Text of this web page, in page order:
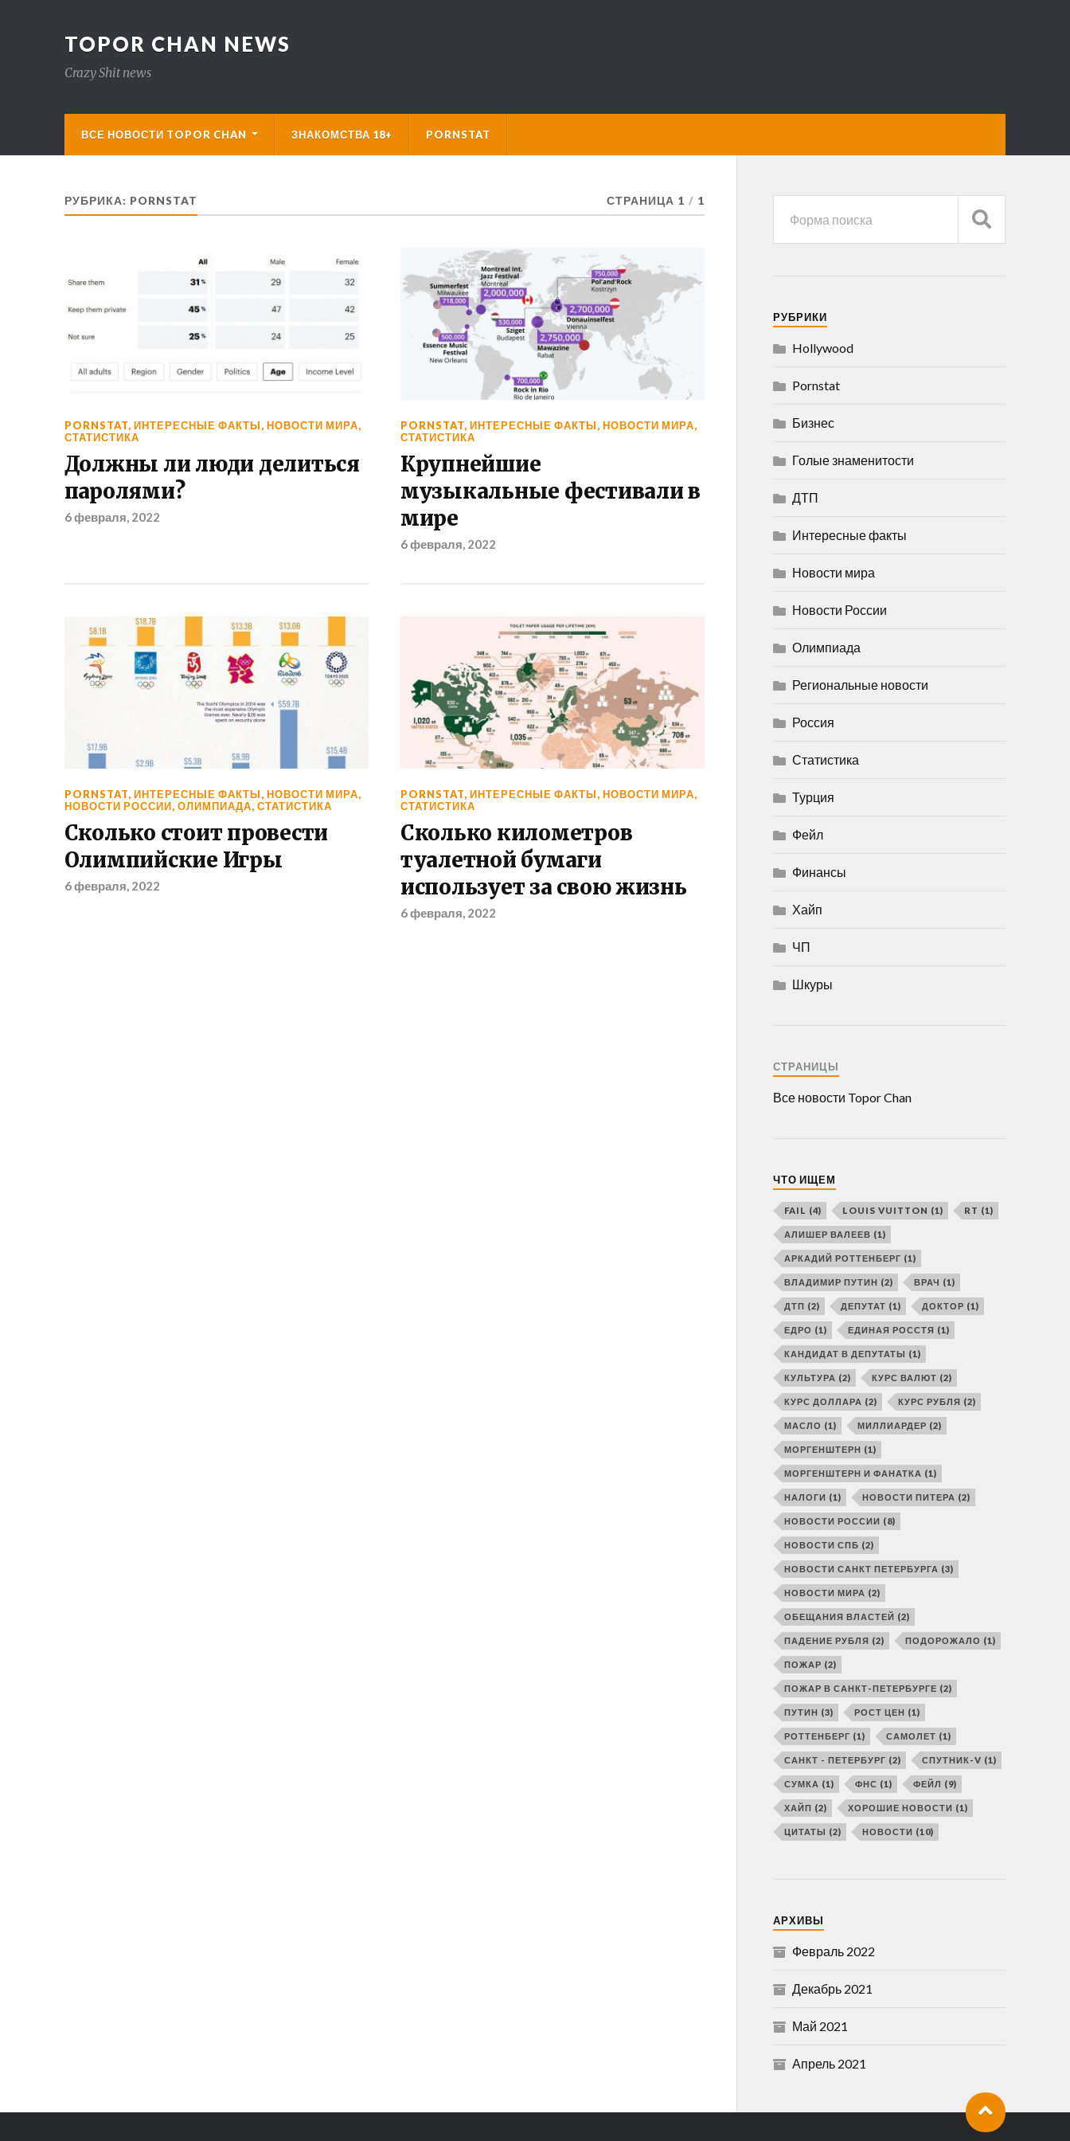
TOPOR CHAN NEWS
Crazy Shit news
ВСЕ НОВОСТИ TOPOR CHAN ЗНАКОМСТВА 18+ PORNSTAT
РУБРИКА: PORNSTAT СТРАНИЦА 1 / 1
PORNSTAT, ИНТЕРЕСНЫЕ ФАКТЫ, НОВОСТИ МИРА,
СТАТИСТИКА
Должны ли люди делиться
паролями?
6 февраля, 2022
PORNSTAT, ИНТЕРЕСНЫЕ ФАКТЫ, НОВОСТИ МИРА,
СТАТИСТИКА
Крупнейшие
музыкальные фестивали в
мире
6 февраля, 2022
PORNSTAT, ИНТЕРЕСНЫЕ ФАКТЫ, НОВОСТИ МИРА,
НОВОСТИ РОССИИ, ОЛИМПИАДА, СТАТИСТИКА
Сколько стоит провести
Олимпийские Игры
6 февраля, 2022
PORNSTAT, ИНТЕРЕСНЫЕ ФАКТЫ, НОВОСТИ МИРА,
СТАТИСТИКА
Сколько километров
туалетной бумаги
использует за свою жизнь
6 февраля, 2022
РУБРИКИ
Hollywood
Pornstat
Бизнес
Голые знаменитости
ДТП
Интересные факты
Новости мира
Новости России
Олимпиада
Региональные новости
Россия
Статистика
Турция
Фейл
Финансы
Хайп
ЧП
Шкуры
СТРАНИЦЫ
Все новости Topor Chan
ЧТО ИЩЕМ
FAIL (4) LOUIS VUITTON (1) RT (1)
АЛИШЕР ВАЛЕЕВ (1)
АРКАДИЙ РОТТЕНБЕРГ (1)
ВЛАДИМИР ПУТИН (2) ВРАЧ (1)
ДТП (2) ДЕПУТАТ (1) ДОКТОР (1)
ЕДРО (1) ЕДИНАЯ РОССТЯ (1)
КАНДИДАТ В ДЕПУТАТЫ (1)
КУЛЬТУРА (2) КУРС ВАЛЮТ (2)
КУРС ДОЛЛАРА (2) КУРС РУБЛЯ (2)
МАСЛО (1) МИЛЛИАРДЕР (2)
МОРГЕНШТЕРН (1)
МОРГЕНШТЕРН И ФАНАТКА (1)
НАЛОГИ (1) НОВОСТИ ПИТЕРА (2)
НОВОСТИ РОССИИ (8)
НОВОСТИ СПБ (2)
НОВОСТИ САНКТ ПЕТЕРБУРГА (3)
НОВОСТИ МИРА (2)
ОБЕЩАНИЯ ВЛАСТЕЙ (2)
ПАДЕНИЕ РУБЛЯ (2) ПОДОРОЖАЛО (1)
ПОЖАР (2)
ПОЖАР В САНКТ-ПЕТЕРБУРГЕ (2)
ПУТИН (3) РОСТ ЦЕН (1)
РОТТЕНБЕРГ (1) САМОЛЕТ (1)
САНКТ - ПЕТЕРБУРГ (2) СПУТНИК-V (1)
СУМКА (1) ФНС (1) ФЕЙЛ (9)
ХАЙП (2) ХОРОШИЕ НОВОСТИ (1)
ЦИТАТЫ (2) НОВОСТИ (10)
АРХИВЫ
Февраль 2022
Декабрь 2021
Май 2021
Апрель 2021